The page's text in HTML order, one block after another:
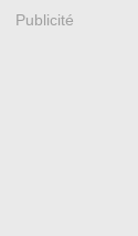
Publicité